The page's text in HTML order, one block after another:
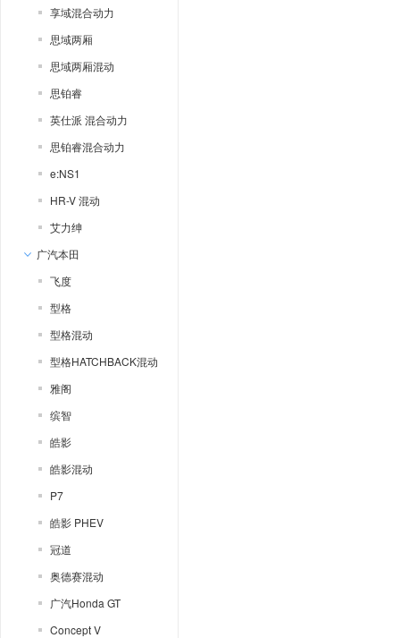
享域混合动力
思域两厢
思域两厢混动
思铂睿
英仕派 混合动力
思铂睿混合动力
e:NS1
HR-V 混动
艾力绅
广汽本田
飞度
型格
型格混动
型格HATCHBACK混动
雅阁
缤智
皓影
皓影混动
P7
皓影 PHEV
冠道
奥德赛混动
广汽Honda GT
Concept V